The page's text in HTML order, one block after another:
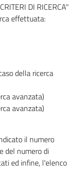
DI RICERCA"
effettuata:
della ricerca
avanzata)
avanzata)
il numero
del numero di
ed infine, l'elenco